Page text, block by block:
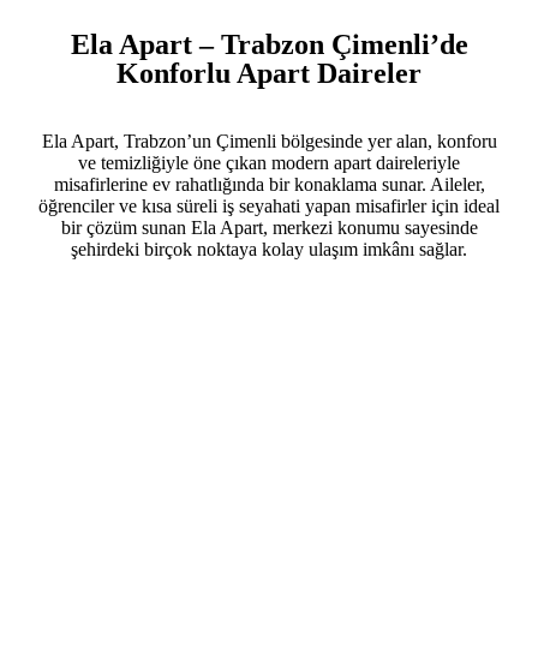
Ela Apart – Trabzon Çimenli’de
Konforlu Apart Daireler
Ela Apart, Trabzon’un Çimenli bölgesinde yer alan, konforu
ve temizliğiyle öne çıkan modern apart daireleriyle
misafirlerine ev rahatlığında bir konaklama sunar. Aileler,
öğrenciler ve kısa süreli iş seyahati yapan misafirler için ideal
bir çözüm sunan Ela Apart, merkezi konumu sayesinde
şehirdeki birçok noktaya kolay ulaşım imkânı sağlar.